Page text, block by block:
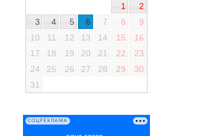
1
2
3
4 5 6 7 8
9
10
11 12 13 14 15
16
17
18 19 20 21 22
23
24
25 26 27 28 29
30
31
СОЦРЕКЛАМА